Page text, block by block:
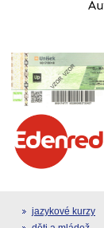
jazykové kurzy